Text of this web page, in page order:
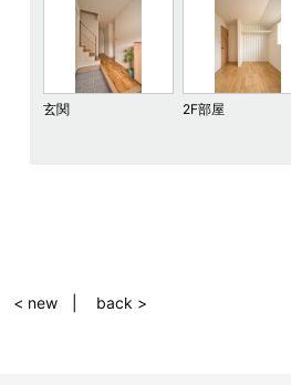
玄関 2F部屋
< new back >